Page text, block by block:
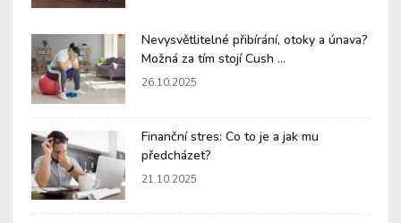
Nevysvětlitelné přibírání, otoky a únava?
Možná za tím stojí Cush ...
26.10.2025
Finanční stres: Co to je a jak mu
předcházet?
21.10.2025